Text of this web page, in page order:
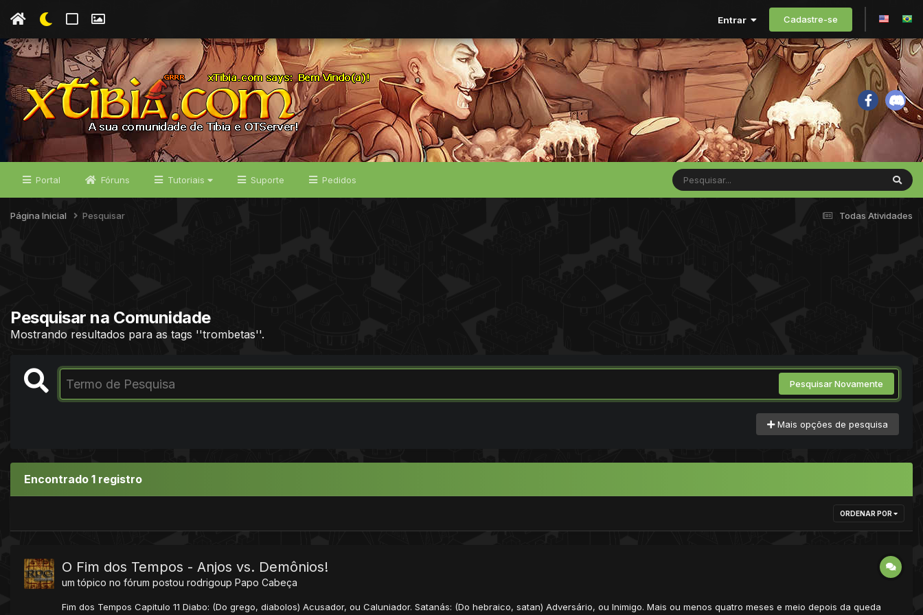
Entrar Cadastre-se
Portal Fóruns Tutoriais Suporte Pedidos
Todas Atividades
Página Inicial Pesquisar
Pesquisar na Comunidade
Mostrando resultados para as tags ''trombetas''.
Pesquisar Novamente
Mais opções de pesquisa
Encontrado 1 registro
ORDENAR POR
O Fim dos Tempos - Anjos vs. Demônios!
um tópico no fórum postou rodrigoup Papo Cabeça
Fim dos Tempos Capitulo 11 Diabo: (Do grego, diabolos) Acusador, ou Caluniador. Satanás: (Do hebraico, satan) Adversário, ou Inimigo. Mais ou menos quatro meses e meio depois da queda